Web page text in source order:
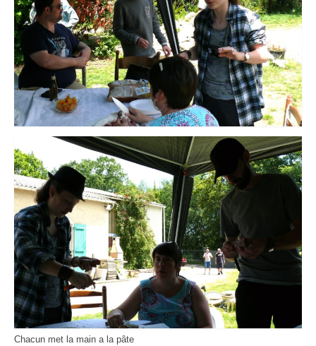
Chacun met la main a la pâte